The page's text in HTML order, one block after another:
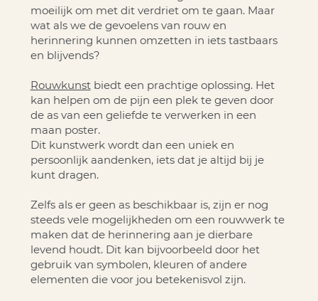
moeilijk om met dit verdriet om te gaan. Maar
wat als we de gevoelens van rouw en
herinnering kunnen omzetten in iets tastbaars
en blijvends?
Rouwkunstbiedt een prachtige oplossing. Het
kan helpen om de pijn een plek te geven door
de as van een geliefde te verwerken in een
maan poster.
Dit kunstwerk wordt dan een uniek en
persoonlijk aandenken, iets dat je altijd bij je
kunt dragen.
Zelfs als er geen as beschikbaar is, zijn er nog
steeds vele mogelijkheden om een rouwwerk te
maken dat de herinnering aan je dierbare
levend houdt. Dit kan bijvoorbeeld door het
gebruik van symbolen, kleuren of andere
elementen die voor jou betekenisvol zijn.